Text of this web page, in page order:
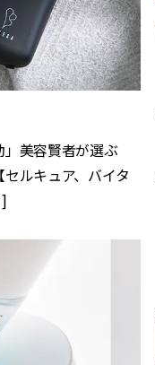
」美容賢者が選ぶ
ルキュア、バイタ